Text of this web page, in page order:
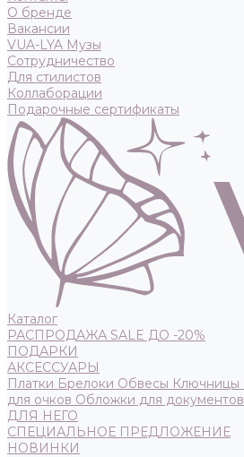
О бренде
Вакансии
VUA-LYA Музы
Сотрудничество
Для стилистов
Коллаборации
Подарочные сертификаты
Каталог
РАСПРОДАЖА SALE ДО -20%
ПОДАРКИ
АКСЕССУАРЫ
Платки Брелоки Обвесы Ключницы
для очков Обложки для документов
ДЛЯ НЕГО
СПЕЦИАЛЬНОЕ ПРЕДЛОЖЕНИЕ
НОВИНКИ